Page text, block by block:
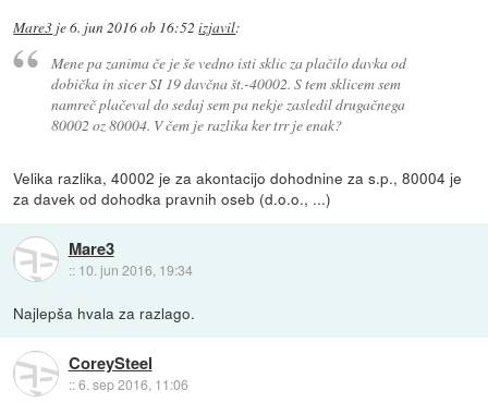
Mare3 je6. jun 2016 ob 16:52 izjavil:
Mene pa zanima če je še vedno isti sklic za plačilo davka od
dobička in sicer SI 19 davčna št.-40002. S tem sklicem sem
namreč plačeval do sedaj sem pa nekje zasledil drugačnega
80002 oz 80004. V čem je razlika ker trr je enak?
Velika razlika, 40002 je za akontacijo dohodnine za s.p., 80004 je
za davek od dohodka pravnih oseb (d.o.o., ...)
Mare3
:: 10. jun 2016, 19:34
Najlepša hvala za razlago.
CoreySteel
::6. sep 2016, 11:06